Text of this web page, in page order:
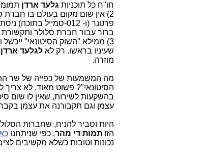
חו"ח כל תוכניות גלעד ארדן
2) אין שום מקום בעולם בו חברת
פרטנר (ו- 012-סמייל בתוכה) ניסתה כבר 5 פעמים להיכנס לתחרות בתחום הטלוויזיה
ברור עבור חברת סלולר
3) ממילא "השוק הסיטונאי"
שעיניו בראשו. רק לאלגלעד
מוזרה.
מה המשמעות של כפייה של שר
הסיטונאי"? פשוט מאוד. לא צריך
בהשקעות לשירות, שאין לו שום
עצמן וגם תקבורנה את עצמן
היות וסביר להניח, שחברות
הזותמות די מהר, כפי שניתחנו
נכונות וטובות כשלא מקשיבים